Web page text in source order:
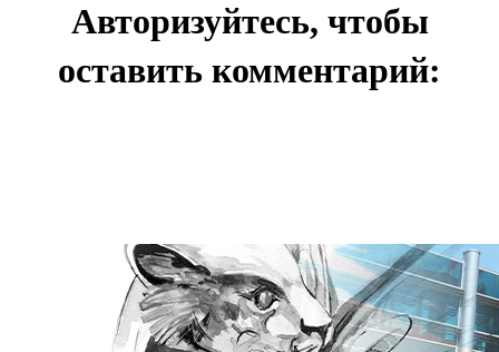
Авторизуйтесь, чтобы
оставить комментарий: